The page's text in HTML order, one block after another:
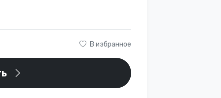
В избранное